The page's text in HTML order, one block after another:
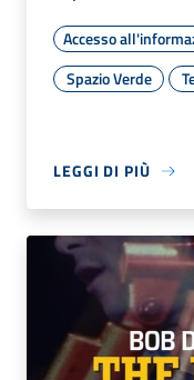
Accesso
Spazio Verde
LEGGI DI PIÙ